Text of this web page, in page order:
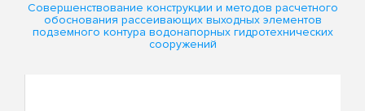
Совершенствование конструкции и методов расчетного
обоснования рассеивающих выходных элементов
подземного контура водонапорных гидротехнических
сооружений